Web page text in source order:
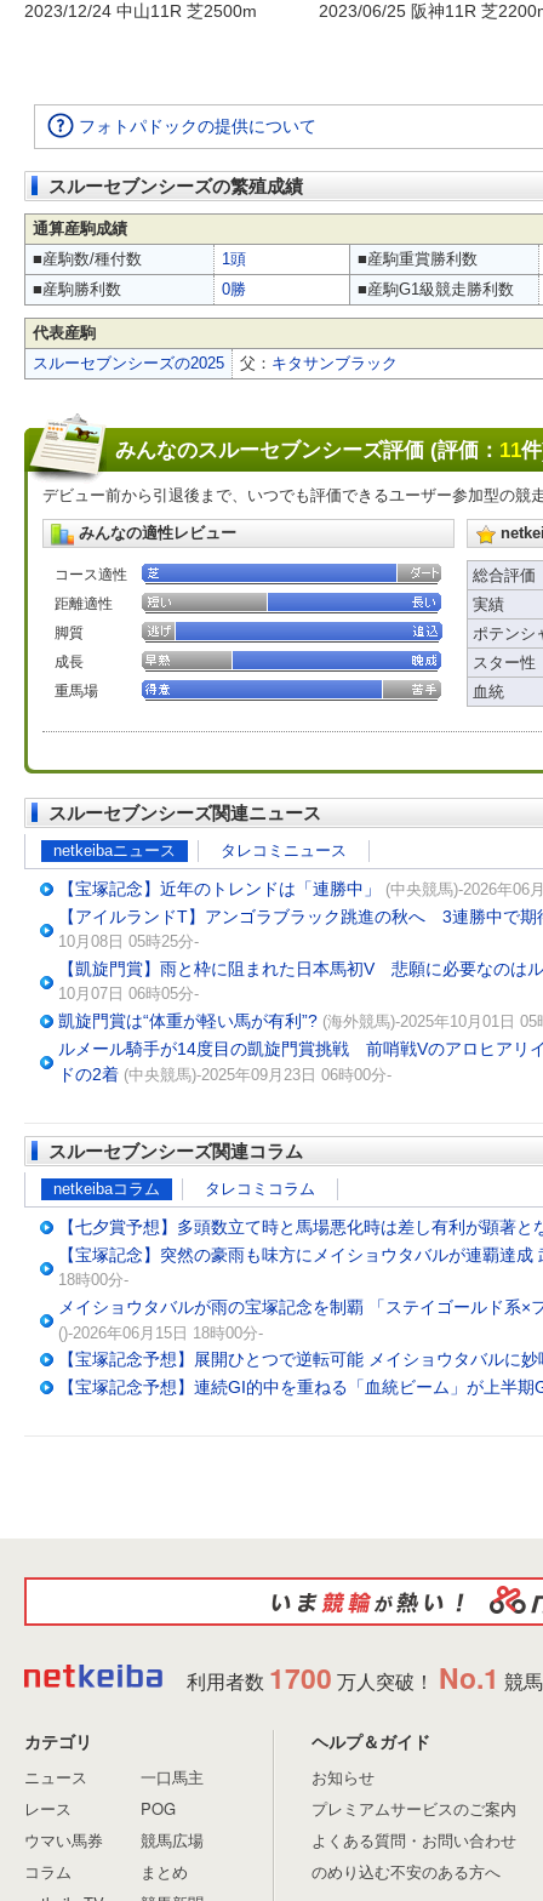
2023/12/24 中山11R 芝2500m
2023/06/25 阪神11R 芝
フォトパドックの提供について
スルーセブンシーズの繁殖成績
通算産駒成績
■産駒数/種付数
1頭
■産駒重賞勝利数
■産駒勝利数
0勝 ■産駒G1級競走勝利数
代表産駒
スルーセブンシーズの2025
父： キタサンブラック
みんなのスルーセブンシーズ評価 (評価： 11
デビュー前から引退後まで、いつでも評価できるユーザー参加型の競
みんなの適性レビュー
コース適性
距離適性
脚質
成長
重馬場
総合評価
実績
ポテンシ
スター性
血統
スルーセブンシーズ関連ニュース
netkeibaニュース タレコミニュース
【宝塚記念】近年のトレンドは「連勝中」 (中央競馬)-2026年06
【アイルランドT】アンゴラブラック跳進の秋へ 3連勝中で
10月08日 05時25分-
【凱旋門賞】雨と枠に阻まれた日本馬初V 悲願に必要なのは
10月07日 06時05分-
凱旋門賞は“体重が軽い馬が有利”? (海外競馬)-2025年10月01日 05
ルメール騎手が14度目の凱旋門賞挑戦 前哨戦Vのアロヒア
ドの2着 (中央競馬)-2025年09月23日 06時00分-
スルーセブンシーズ関連コラム
netkeibaコラム タレコミコラム
【七夕賞予想】多頭数立て時と馬場悪化時は差し有利が顕著と
【宝塚記念】突然の豪雨も味方にメイショウタバルが連覇達
18時00分-
メイショウタバルが雨の宝塚記念を制覇 「ステイゴールド系
()-2026年06月15日 18時00分-
【宝塚記念予想】展開ひとつで逆転可能 メイショウタバルに妙
【宝塚記念予想】連続GI的中を重ねる「血統ビーム」が上半期
利用者数 1700 万人突破！ No.1 競
カテゴリ
ニュース
レース
ウマい馬券
コラム
一口馬主
POG
競馬広場
まとめ
ヘルプ＆ガイド
お知らせ
プレミアムサービスのご案内
よくある質問・お問い合わせ
のめり込む不安のある方へ